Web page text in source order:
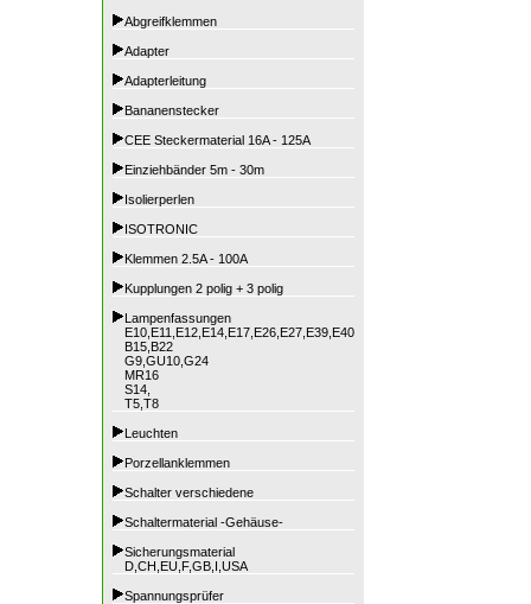
Abgreifklemmen
Adapter
Adapterleitung
Bananenstecker
CEE Steckermaterial 16A - 125A
Einziehbänder 5m - 30m
Isolierperlen
ISOTRONIC
Klemmen 2.5A - 100A
Kupplungen 2 polig + 3 polig
Lampenfassungen
E10,E11,E12,E14,E17,E26,E27,E39,E40
B15,B22
G9,GU10,G24
MR16
S14,
T5,T8
Leuchten
Porzellanklemmen
Schalter verschiedene
Schaltermaterial -Gehäuse-
Sicherungsmaterial
D,CH,EU,F,GB,I,USA
Spannungsprüfer